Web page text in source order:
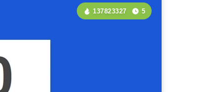
137823327 5